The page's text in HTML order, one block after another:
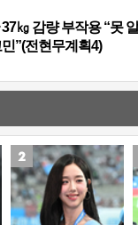
㎏ 감량 부작용 “못
”(전현무계획4)